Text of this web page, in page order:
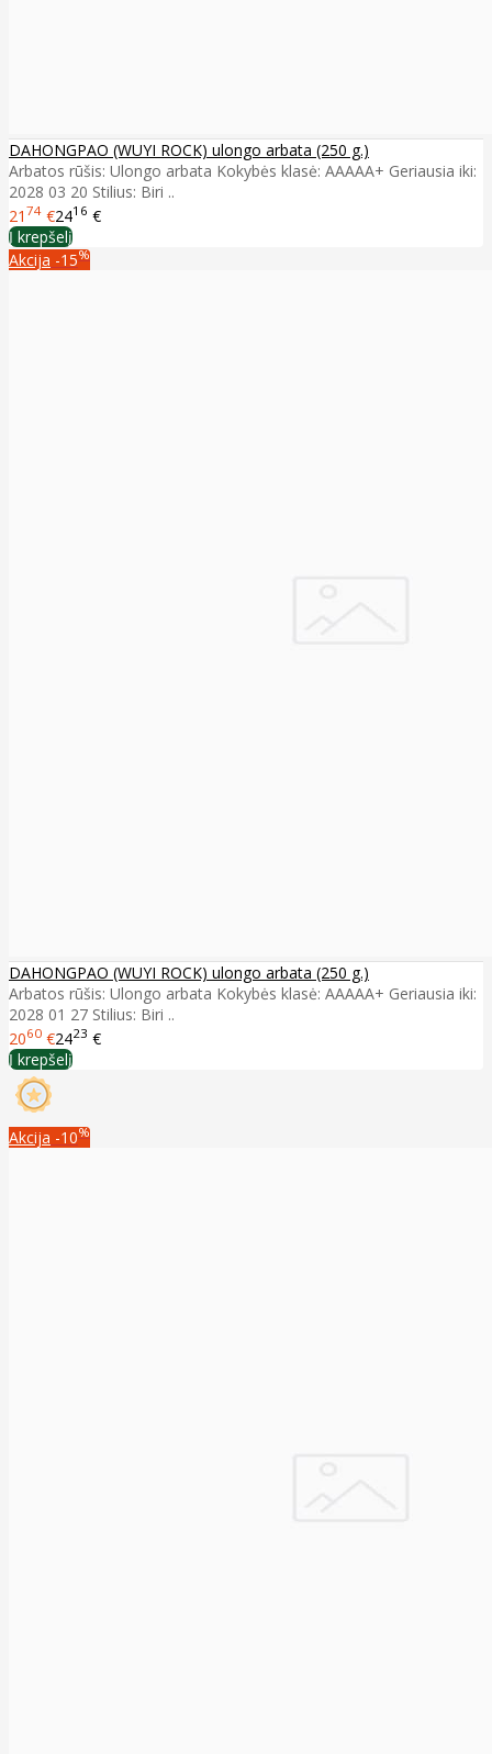
DAHONGPAO (WUYI ROCK) ulongo arbata (250 g.)
Arbatos rūšis: Ulongo arbata Kokybės klasė: AAAAA+ Geriausia iki:
2028 03 20 Stilius: Biri ..
21 74 €2416 €
Į krepšelį
Akcija -15%
DAHONGPAO (WUYI ROCK) ulongo arbata (250 g.)
Arbatos rūšis: Ulongo arbata Kokybės klasė: AAAAA+ Geriausia iki:
2028 01 27 Stilius: Biri ..
2060 €2423 €
Į krepšelį
Akcija -10%